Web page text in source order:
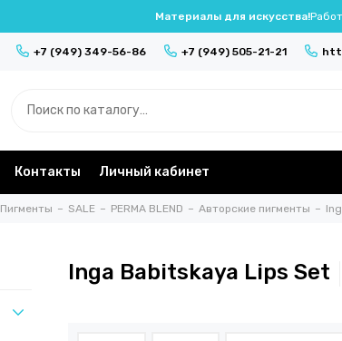
Материалы для искусства!
+7 (949) 349-56-86 +7 (949) 505-21-21
Контакты Личный кабинет
Пигменты SALE PERMA BLEND Авторские пигменты
Inga Babitskaya Lips Set